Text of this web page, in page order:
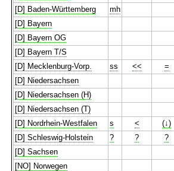
[D] Baden-Württemberg
mh
[D] Bayern
[D] Bayern OG
[D] Bayern T/S
[D] Mecklenburg-Vorp.
ss << =
[D] Niedersachsen
[D] Niedersachsen (H)
[D] Niedersachsen (T)
[D] Nordrhein-Westfalen
s < (↓)
[D] Schleswig-Holstein
? ? ?
[D] Sachsen
[NO] Norwegen